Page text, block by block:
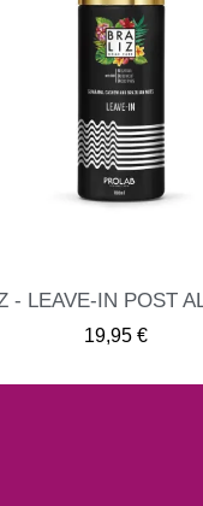
ME
19,36 €